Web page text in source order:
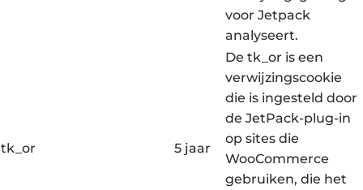
voor Jetpack
analyseert.
tk_or 5 jaar
De tk_or is een
verwijzingscookie
die is ingesteld door
de JetPack-plug-in
op sites die
WooCommerce
gebruiken, die het